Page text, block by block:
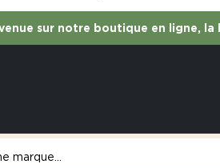
sur notre boutique en ligne, la